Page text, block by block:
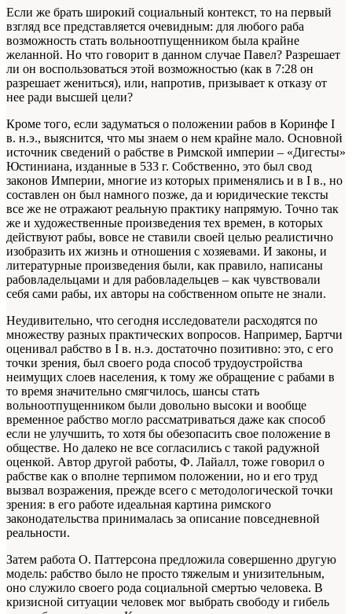
Если же брать широкий социальный контекст, то на первый
взгляд все представляется очевидным: для любого раба
возможность стать вольноотпущенником была крайне
желанной. Но что говорит в данном случае Павел? Разрешает
ли он воспользоваться этой возможностью (как в 7:28 он
разрешает жениться), или, напротив, призывает к отказу от
нее ради высшей цели?
Кроме того, если задуматься о положении рабов в Коринфе I
в. н.э., выяснится, что мы знаем о нем крайне мало. Основной
источник сведений о рабстве в Римской империи – «Дигесты»
Юстиниана, изданные в 533 г. Собственно, это был свод
законов Империи, многие из которых применялись и в I в., но
составлен он был намного позже, да и юридические тексты
все же не отражают реальную практику напрямую. Точно так
же и художественные произведения тех времен, в которых
действуют рабы, вовсе не ставили своей целью реалистично
изобразить их жизнь и отношения с хозяевами. И законы, и
литературные произведения были, как правило, написаны
рабовладельцами и для рабовладельцев – как чувствовали
себя сами рабы, их авторы на собственном опыте не знали.
Неудивительно, что сегодня исследователи расходятся по
множеству разных практических вопросов. Например, Бартчи
оценивал рабство в I в. н.э. достаточно позитивно: это, с его
точки зрения, был своего рода способ трудоустройства
неимущих слоев населения, к тому же обращение с рабами в
то время значительно смягчилось, шансы стать
вольноотпущенником были довольно высоки и вообще
временное рабство могло рассматриваться даже как способ
если не улучшить, то хотя бы обезопасить свое положение в
обществе. Но далеко не все согласились с такой радужной
оценкой. Автор другой работы, Ф. Лайалл, тоже говорил о
рабстве как о вполне терпимом положении, но и его труд
вызвал возражения, прежде всего с методологической точки
зрения: в его работе идеальная картина римского
законодательства принималась за описание повседневной
реальности.
Затем работа О. Паттерсона предложила совершенно другую
модель: рабство было не просто тяжелым и унизительным,
оно служило своего рода социальной смертью человека. В
кризисной ситуации человек мог выбрать свободу и гибель